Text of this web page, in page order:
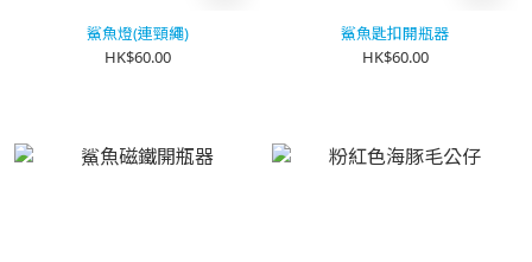
鯊魚燈(連頸繩)
HK$60.00
鯊魚匙扣開瓶器
HK$60.00